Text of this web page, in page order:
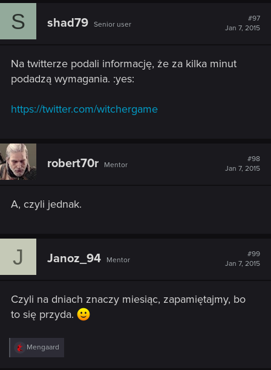
c
:
S shad79 Senior user
#97
Jan 7, 2015
Na twitterze podali informację, że za kilka minut
podadzą wymagania. :yes:
https://twitter.com/witchergame
robert70r Mentor
#98
Jan 7, 2015
A, czyli jednak.
J Janoz_94 Mentor
#99
Jan 7, 2015
Czyli na dniach znaczy miesiąc, zapamiętajmy, bo
to się przyda.
R
e
Mengaard